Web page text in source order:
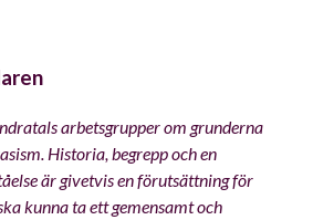
arbetsgrupper om grunderna
Historia, begrepp och en
är givetvis en förutsättning för
kunna ta ett gemensamt och